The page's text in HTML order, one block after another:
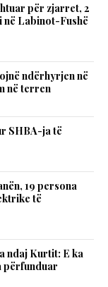
për zjarret, 2
Labinot-Fushë
ndërhyrjen në
në terren
SHBA-ja të
19 persona
të
ndaj Kurtit: E ka
përfunduar